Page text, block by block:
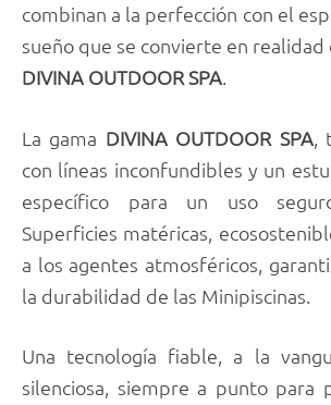
combinan a la perfección con el
sueño que se convierte en realidad
DIVINA OUTDOOR SPA.
La gama DIVINA OUTDOOR SPA,
con líneas inconfundibles y un
específico para un uso
Superficies matéricas,
a los agentes atmosféricos,
la durabilidad de las Minipiscinas.
Una tecnología fiable, a la
silenciosa, siempre a punto para